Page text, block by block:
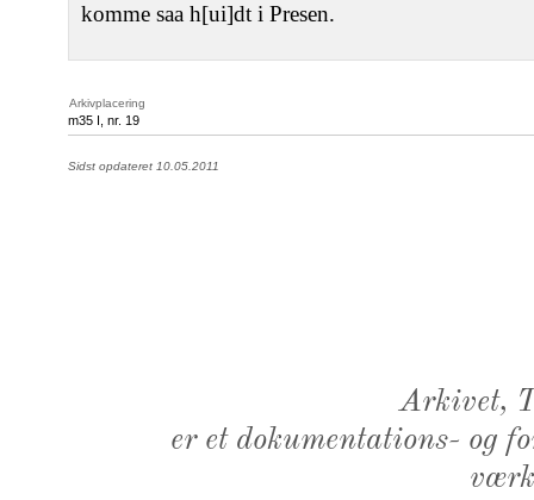
komme saa h[ui]dt i Presen.
Arkivplacering
m35 I, nr. 19
Sidst opdateret 10.05.2011
Arkivet,
er et dokumentations- og